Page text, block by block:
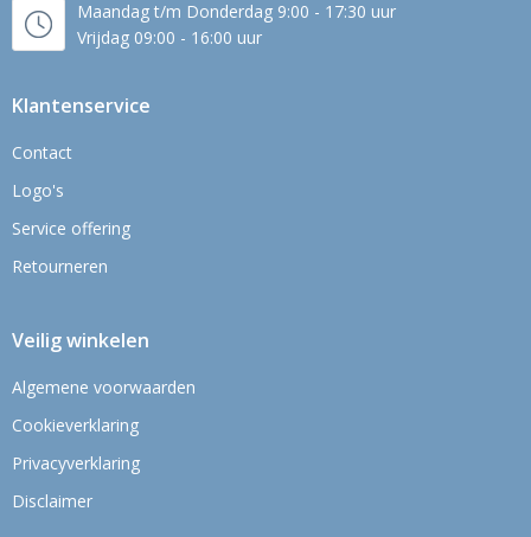
Maandag t/m Donderdag 9:00 - 17:30 uur
Vrijdag 09:00 - 16:00 uur
Klantenservice
Contact
Logo's
Service offering
Retourneren
Veilig winkelen
Algemene voorwaarden
Cookieverklaring
Privacyverklaring
Disclaimer